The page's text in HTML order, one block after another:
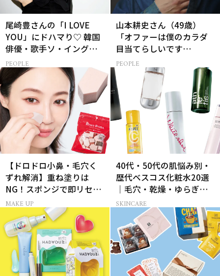
尾崎豊さんの「I LOVE
YOU」にドハマり♡ 韓国
俳優・歌手ソ・イングク
さんの音楽がすべての人
生って？
PEOPLE
山本耕史さん（49歳）
「オファーは僕のカラダ
目当てらしいです
（笑）」全編英語ミュー
ジカルへの挑戦
PEOPLE
【ドロドロ小鼻・毛穴く
ずれ解消】重ね塗りは
NG！スポンジで即リセッ
トするプロ技
MAKE UP
40代・50代の肌悩み別・
歴代ベスコス化粧水20選
｜毛穴・乾燥・ゆらぎな
ど
SKINCARE